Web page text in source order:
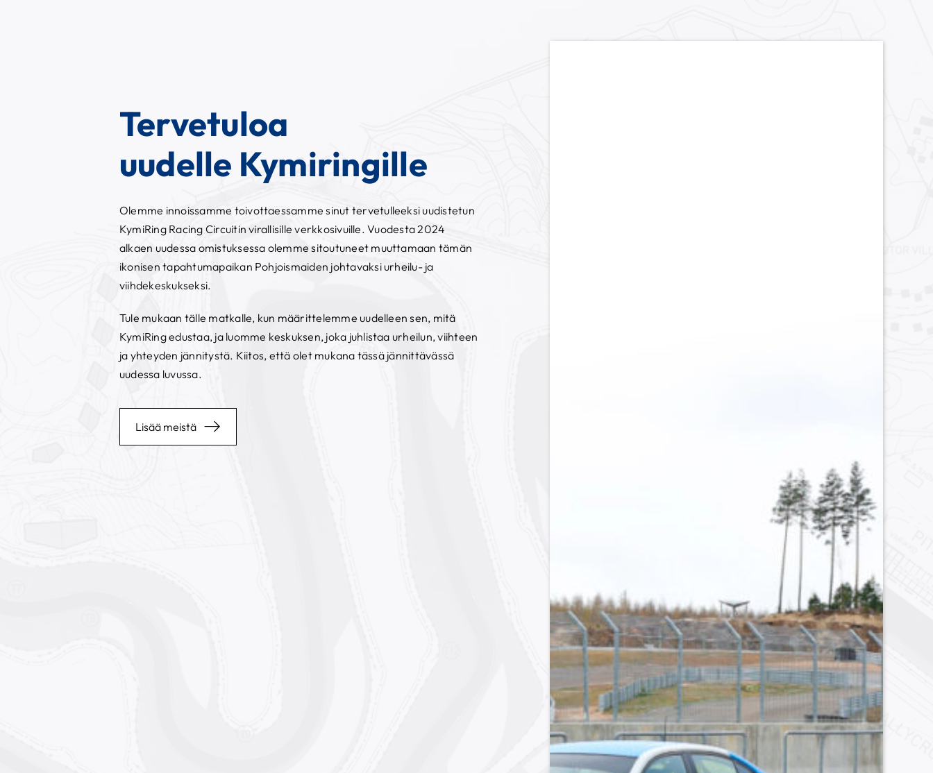
Tervetuloa
uudelle Kymiringille
Olemme innoissamme toivottaessamme sinut tervetulleeksi uudistetun
KymiRing Racing Circuitin virallisille verkkosivuille. Vuodesta 2024
alkaen uudessa omistuksessa olemme sitoutuneet muuttamaan tämän
ikonisen tapahtumapaikan Pohjoismaiden johtavaksi urheilu- ja
viihdekeskukseksi.
Tule mukaan tälle matkalle, kun määrittelemme uudelleen sen, mitä
KymiRing edustaa, ja luomme keskuksen, joka juhlistaa urheilun, viihteen
ja yhteyden jännitystä. Kiitos, että olet mukana tässä jännittävässä
uudessa luvussa.
Lisää meistä